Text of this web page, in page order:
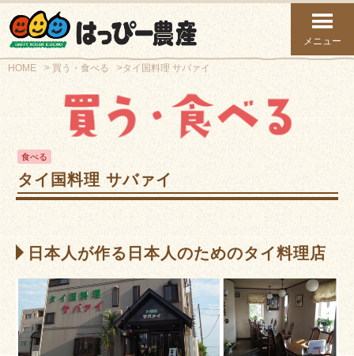
メニュー
HOME 買う・食べる タイ国料理 サバァイ
食べる
タイ国料理 サバァイ
日本人が作る日本人のためのタイ料理店